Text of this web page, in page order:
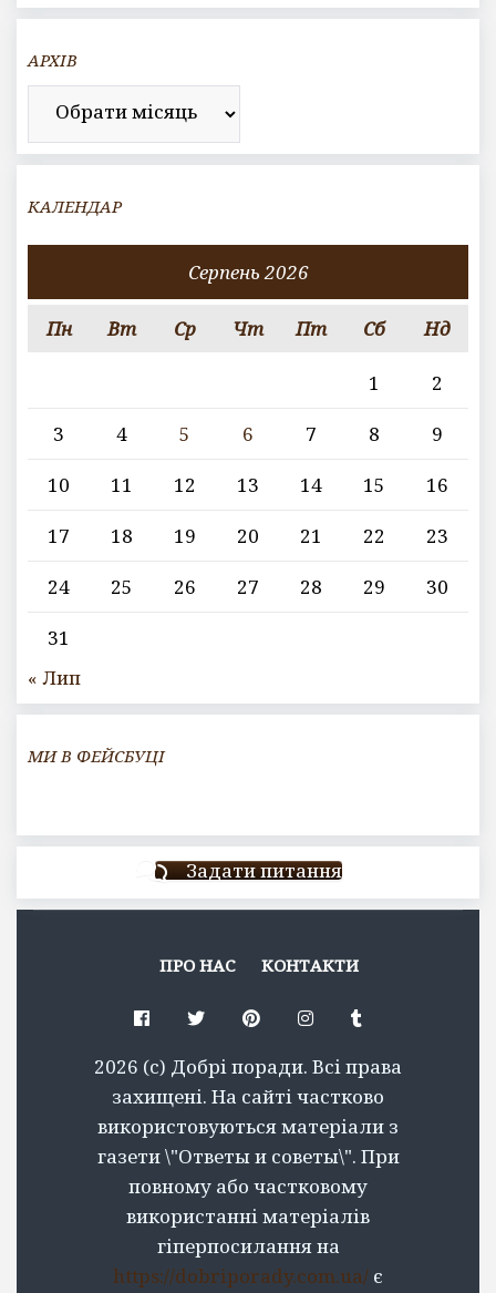
АРХІВ
Архів
КАЛЕНДАР
Серпень 2026
Пн Вт Ср Чт Пт Сб Нд
1
2
3
4 5 6 7 8
9
10
11 12 13 14 15
16
17
18 19 20 21 22
23
24
25 26 27 28 29
30
31
« Лип
МИ В ФЕЙСБУЦІ
Задати питання
ПРО НАС КОНТАКТИ
TwitterPinterestInstagram
Tumblr
2026 (c) Добрі поради. Всі права
захищені. На сайті частково
використовуються матеріали з
газети \"Ответы и советы\". При
повному або частковому
використанні матеріалів
гіперпосилання на
https://dobriporady.com.ua/ є